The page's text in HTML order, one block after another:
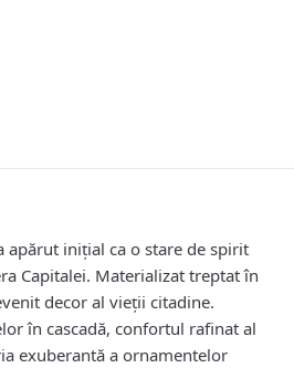
apărut inițial ca o stare de spirit
Capitalei. Materializat treptat în
decor al vieții citadine.
în cascadă, confortul rafinat al
exuberantă a ornamentelor